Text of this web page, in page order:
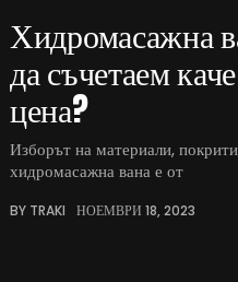
Хидромасажна
да съчетаем
цена?
Изборът на материали,
хидромасажна вана е от
BY TRAKI НОЕМВРИ 18, 2023